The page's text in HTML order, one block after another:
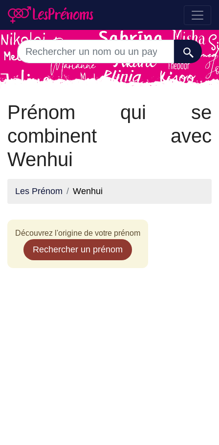
Prénom qui se
combinent avec
Wenhui
Les Prénom Wenhui
Découvrez l'origine de votre prénom
Rechercher un prénom